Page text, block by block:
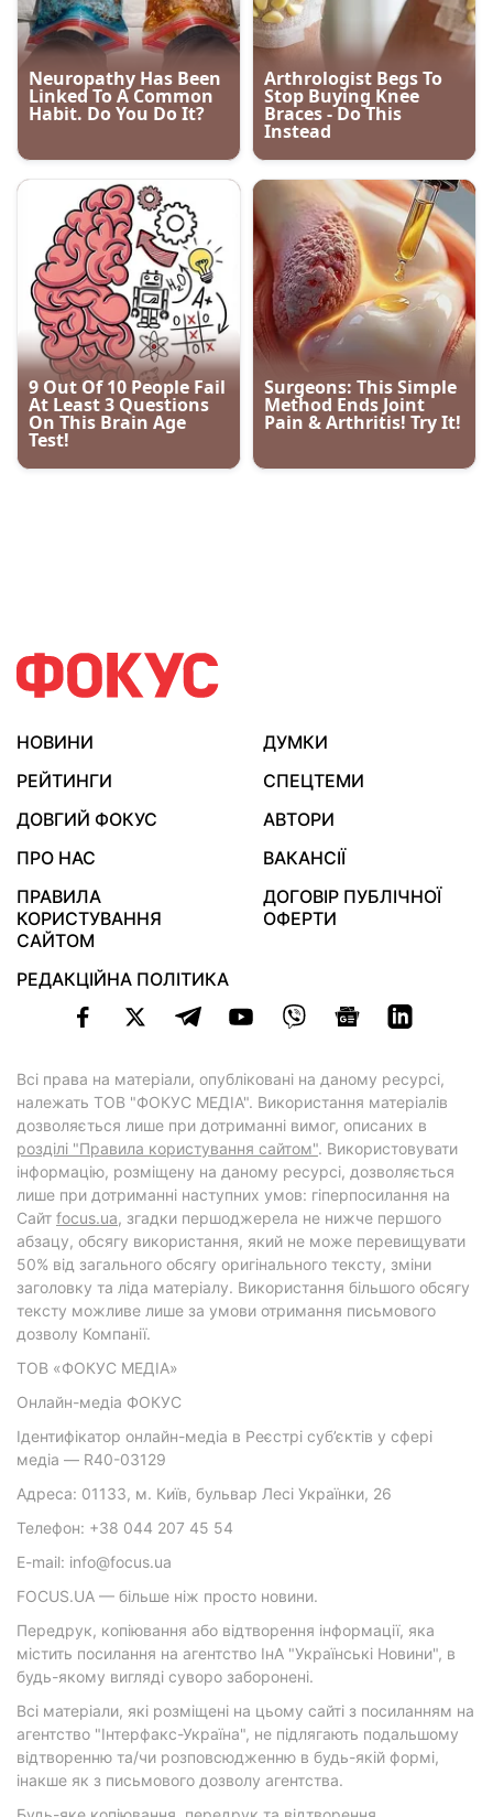
НОВИНИ
ДУМКИ
РЕЙТИНГИ
СПЕЦТЕМИ
ДОВГИЙ ФОКУС
АВТОРИ
ПРО НАС
ВАКАНСІЇ
ПРАВИЛА
КОРИСТУВАННЯ
САЙТОМ
ДОГОВІР ПУБЛІЧНОЇ
ОФЕРТИ
РЕДАКЦІЙНА ПОЛІТИКА
Всі права на матеріали, опубліковані на даному ресурсі,
належать ТОВ "ФОКУС МЕДІА". Використання матеріалів
дозволяється лише при дотриманні вимог, описаних в
розділі "Правила користування сайтом". Використовувати
інформацію, розміщену на даному ресурсі, дозволяється
лише при дотриманні наступних умов: гіперпосилання на
Cайт focus.ua, згадки першоджерела не нижче першого
абзацу, обсягу використання, який не може перевищувати
50% від загального обсягу оригінального тексту, зміни
заголовку та ліда матеріалу. Використання більшого обсягу
тексту можливе лише за умови отримання письмового
дозволу Компанії.
ТОВ «ФОКУС МЕДІА»
Онлайн-медіа ФОКУС
Ідентифікатор онлайн-медіа в Реєстрі суб’єктів у сфері
медіа — R40-03129
Адреса: 01133, м. Київ, бульвар Лесі Українки, 26
Телефон: +38 044 207 45 54
E-mail: info@focus.ua
FOCUS.UA — більше ніж просто новини.
Передрук, копіювання або відтворення інформації, яка
містить посилання на агентство ІнА "Українські Новини", в
будь-якому вигляді суворо заборонені.
Всі матеріали, які розміщені на цьому сайті з посиланням на
агентство "Інтерфакс-Україна", не підлягають подальшому
відтворенню та/чи розповсюдженню в будь-якій формі,
інакше як з письмового дозволу агентства.